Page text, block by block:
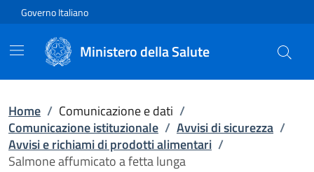
Vai direttamente al contenuto
Governo Italiano
Ministero della Salute
Home / Comunicazione e dati /
Comunicazione istituzionale / Avvisi di sicurezza /
Avvisi e richiami di prodotti alimentari /
Salmone affumicato a fetta lunga